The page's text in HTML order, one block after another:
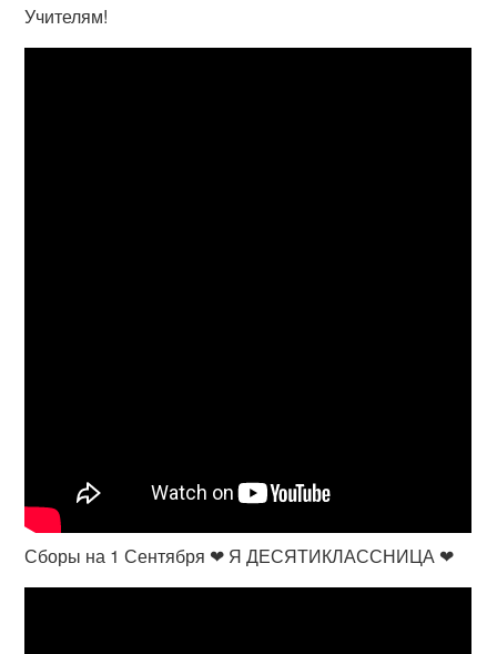
Учителям!
Сборы на 1 Сентября ❤ Я ДЕСЯТИКЛАССНИЦА ❤